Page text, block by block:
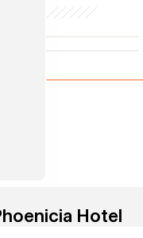
Hotel